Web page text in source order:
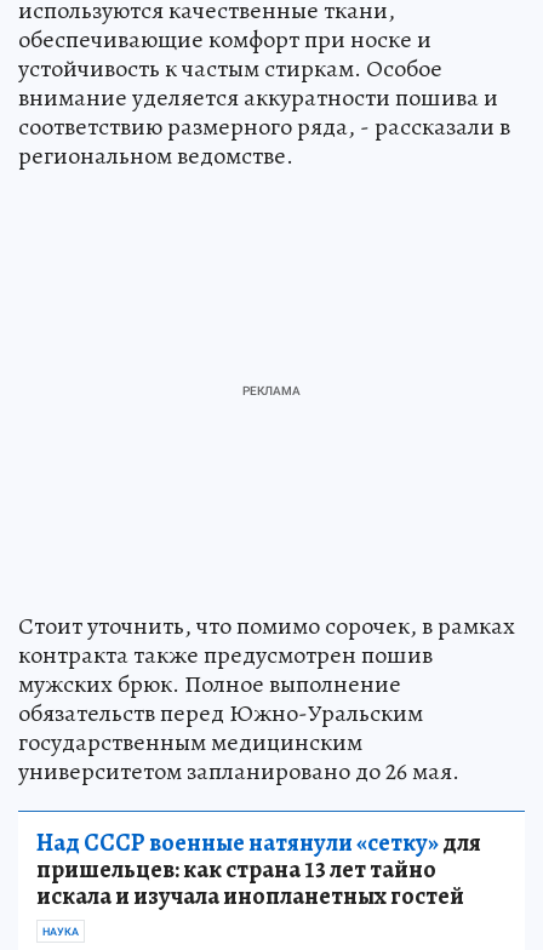
используются качественные ткани,
обеспечивающие комфорт при носке и
устойчивость к частым стиркам. Особое
внимание уделяется аккуратности пошива и
соответствию размерного ряда, - рассказали в
региональном ведомстве.
Стоит уточнить, что помимо сорочек, в рамках
контракта также предусмотрен пошив
мужских брюк. Полное выполнение
обязательств перед Южно-Уральским
государственным медицинским
университетом запланировано до 26 мая.
Над СССР военные натянули «сетку»для
пришельцев: как страна 13 лет тайно
искала и изучала инопланетных гостей
НАУКА